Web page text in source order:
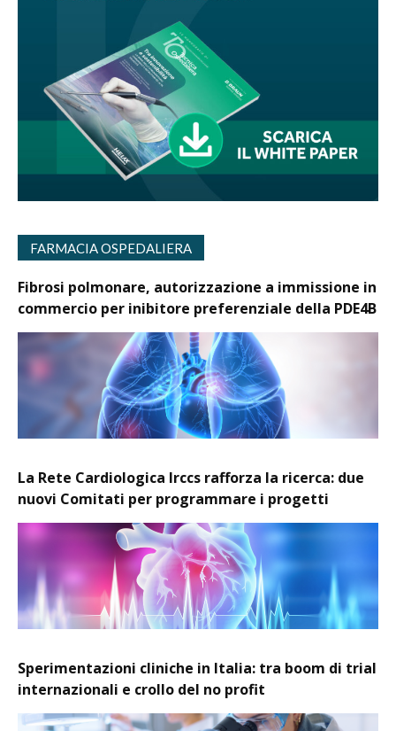
FARMACIA OSPEDALIERA
Fibrosi polmonare, autorizzazione a immissione in
commercio per inibitore preferenziale della PDE4B
La Rete Cardiologica Irccs rafforza la ricerca: due
nuovi Comitati per programmare i progetti
Sperimentazioni cliniche in Italia: tra boom di trial
internazionali e crollo del no profit